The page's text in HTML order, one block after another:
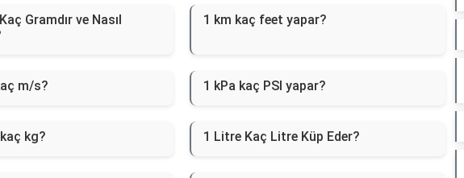
Gramdır ve Nasıl
1 km kaç feet yapar?
m/s? 1 kPa kaç PSI yapar?
kg? 1 Litre Kaç Litre Küp Eder?